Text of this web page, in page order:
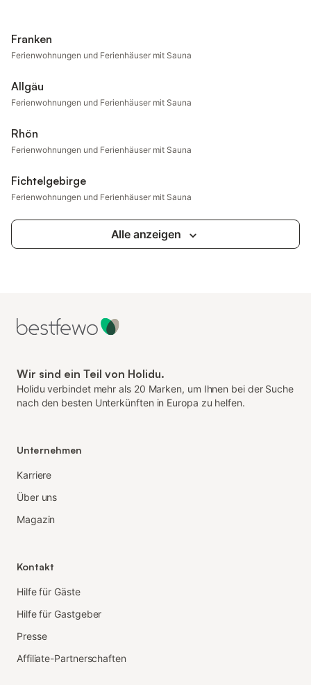
Franken
Ferienwohnungen und Ferienhäuser mit Sauna
Allgäu
Ferienwohnungen und Ferienhäuser mit Sauna
Rhön
Ferienwohnungen und Ferienhäuser mit Sauna
Fichtelgebirge
Ferienwohnungen und Ferienhäuser mit Sauna
Alle anzeigen
Wir sind ein Teil von Holidu.
Holidu verbindet mehr als 20 Marken, um Ihnen bei der Suche
nach den besten Unterkünften in Europa zu helfen.
Unternehmen
Karriere
Über uns
Magazin
Kontakt
Hilfe für Gäste
Hilfe für Gastgeber
Presse
Affiliate-Partnerschaften